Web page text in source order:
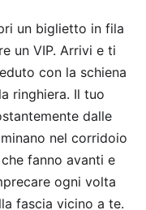
un biglietto in fila
un VIP. Arrivi e ti
con la schiena
ringhiera. Il tuo
dalle
nel corridoio
fanno avanti e
ogni volta
fascia vicino a te.